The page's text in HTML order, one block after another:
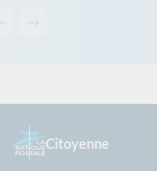
Contenu précédent - Ceci pourrait
Contenu suivant - Ceci
Citoyenne